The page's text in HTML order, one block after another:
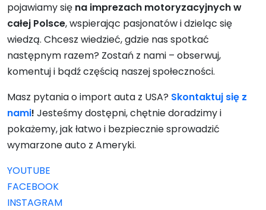
pojawiamy się na imprezach motoryzacyjnych w
całej Polsce, wspierając pasjonatów i dzieląc się
wiedzą. Chcesz wiedzieć, gdzie nas spotkać
następnym razem? Zostań z nami – obserwuj,
komentuj i bądź częścią naszej społeczności.
Masz pytania o import auta z USA? Skontaktuj się z
nami! Jesteśmy dostępni, chętnie doradzimy i
pokażemy, jak łatwo i bezpiecznie sprowadzić
wymarzone auto z Ameryki.
YOUTUBE
FACEBOOK
INSTAGRAM